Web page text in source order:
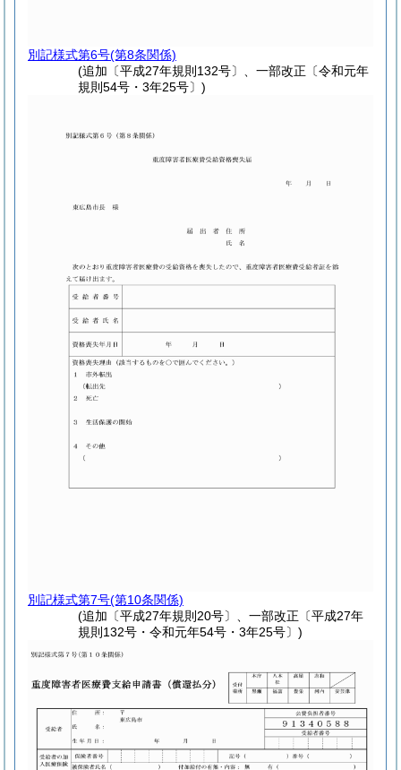
別記様式第6号(第8条関係)
(追加〔平成27年規則132号〕、一部改正〔令和元年
規則54号・3年25号〕)
別記様式第7号(第10条関係)
(追加〔平成27年規則20号〕、一部改正〔平成27年
規則132号・令和元年54号・3年25号〕)